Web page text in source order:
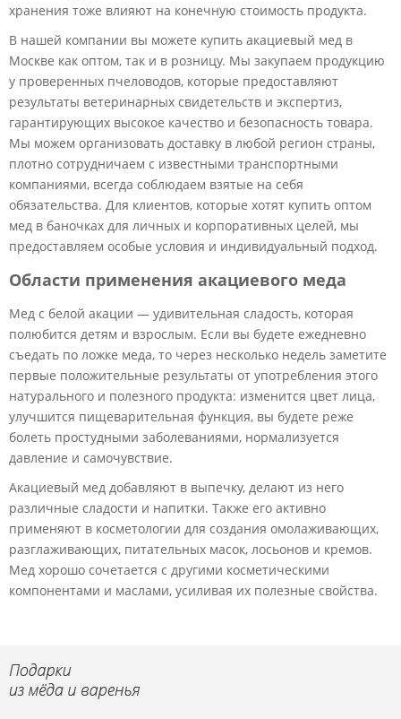
хранения тоже влияют на конечную стоимость продукта.
В нашей компании вы можете купить акациевый мед в
Москве как оптом, так и в розницу. Мы закупаем продукцию
у проверенных пчеловодов, которые предоставляют
результаты ветеринарных свидетельств и экспертиз,
гарантирующих высокое качество и безопасность товара.
Мы можем организовать доставку в любой регион страны,
плотно сотрудничаем с известными транспортными
компаниями, всегда соблюдаем взятые на себя
обязательства. Для клиентов, которые хотят купить оптом
мед в баночках для личных и корпоративных целей, мы
предоставляем особые условия и индивидуальный подход.
Области применения акациевого меда
Мед с белой акации — удивительная сладость, которая
полюбится детям и взрослым. Если вы будете ежедневно
съедать по ложке меда, то через несколько недель заметите
первые положительные результаты от употребления этого
натурального и полезного продукта: изменится цвет лица,
улучшится пищеварительная функция, вы будете реже
болеть простудными заболеваниями, нормализуется
давление и самочувствие.
Акациевый мед добавляют в выпечку, делают из него
различные сладости и напитки. Также его активно
применяют в косметологии для создания омолаживающих,
разглаживающих, питательных масок, лосьонов и кремов.
Мед хорошо сочетается с другими косметическими
компонентами и маслами, усиливая их полезные свойства.